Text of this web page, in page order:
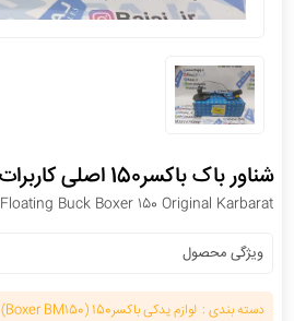
شناور باک باکسر150 اصلی کاربرات
Floating Buck Boxer 150 Original Karbarat
ویژگی محصول
دسته بندی : لوازم یدکی باکسر150 (Boxer BM150)